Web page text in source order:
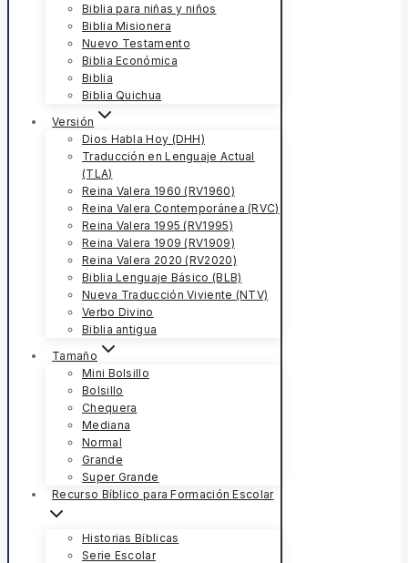
Biblia para niñas y niños
Biblia Misionera
Nuevo Testamento
Biblia Económica
Biblia
Biblia Quichua
Versión
Dios Habla Hoy (DHH)
Traducción en Lenguaje Actual
(TLA)
Reina Valera 1960 (RV1960)
Reina Valera Contemporánea (RVC)
Reina Valera 1995 (RV1995)
Reina Valera 1909 (RV1909)
Reina Valera 2020 (RV2020)
Biblia Lenguaje Básico (BLB)
Nueva Traducción Viviente (NTV)
Verbo Divino
Biblia antigua
Tamaño
Mini Bolsillo
Bolsillo
Chequera
Mediana
Normal
Grande
Super Grande
Recurso Bíblico para Formación Escolar
Historias Bíblicas
Serie Escolar